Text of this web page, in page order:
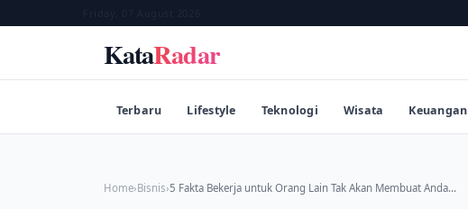
KataRadar
Terbaru Lifestyle Teknologi Wisata Keuangan
Home›Bisnis›5 Fakta Bekerja untuk Orang Lain Tak Akan Membuat Anda…